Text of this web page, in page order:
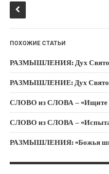
k ni
ki
ПОХОЖИЕ СТАТЬИ